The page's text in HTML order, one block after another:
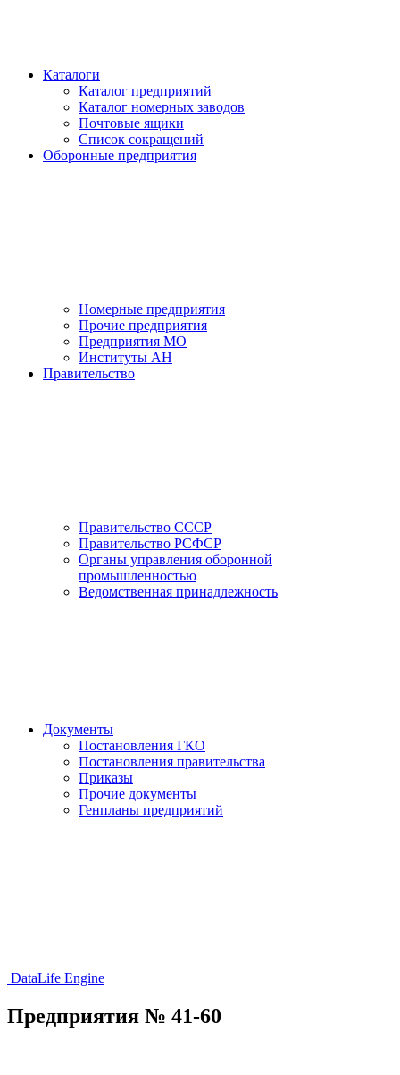
Каталоги
Каталог предприятий
Каталог номерных заводов
Почтовые ящики
Список сокращений
Оборонные предприятия
Номерные предприятия
Прочие предприятия
Предприятия МО
Институты АН
Правительство
Правительство СССР
Правительство РСФСР
Органы управления оборонной
промышленностью
Ведомственная принадлежность
Документы
Постановления ГКО
Постановления правительства
Приказы
Прочие документы
Генпланы предприятий
DataLife Engine
Предприятия № 41-60